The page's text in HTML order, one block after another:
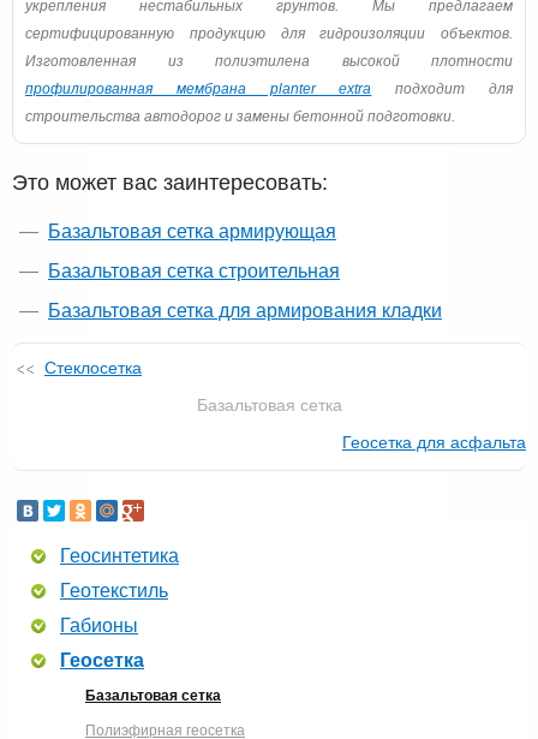
укрепления нестабильных грунтов. Мы предлагаем
сертифицированную продукцию для гидроизоляции объектов.
Изготовленная из полиэтилена высокой плотности
профилированная мембрана planter extra подходит для
строительства автодорог и замены бетонной подготовки.
Это может вас заинтересовать:
Базальтовая сетка армирующая
Базальтовая сетка строительная
Базальтовая сетка для армирования кладки
Стеклосетка
Базальтовая сетка
Геосетка для асфальта
Геосинтетика
Геотекстиль
Габионы
Геосетка
Базальтовая сетка
Полиэфирная геосетка